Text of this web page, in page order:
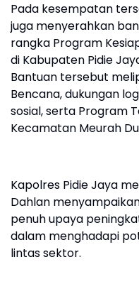
Pada kesempatan
juga menyerahkan
rangka Program
di Kabupaten Pidie
Bantuan tersebut
Bencana, dukungan
sosial, serta Program
Kecamatan Meurah
Kapolres Pidie Jaya
Dahlan
penuh upaya
dalam menghadapi
lintas sektor.